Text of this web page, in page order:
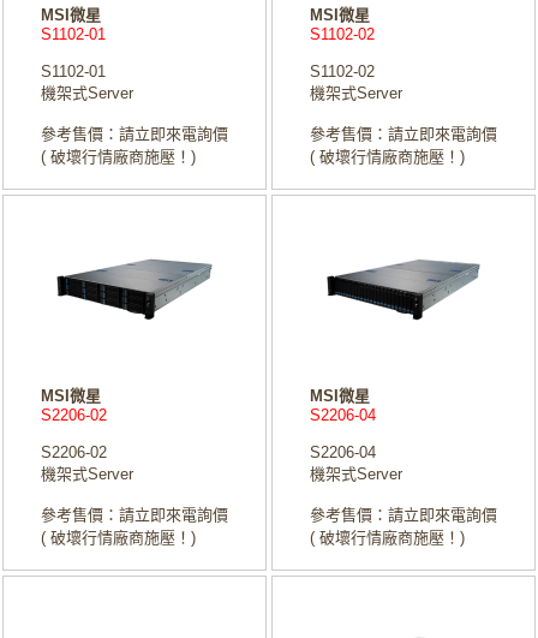
MSI微星
S1102-01
S1102-01
機架式Server
參考售價：請立即來電詢價
( 破壞行情廠商施壓！)
MSI微星
S1102-02
S1102-02
機架式Server
參考售價：請立即來電詢價
( 破壞行情廠商施壓！)
MSI微星
S2206-02
S2206-02
機架式Server
參考售價：請立即來電詢價
( 破壞行情廠商施壓！)
MSI微星
S2206-04
S2206-04
機架式Server
參考售價：請立即來電詢價
( 破壞行情廠商施壓！)